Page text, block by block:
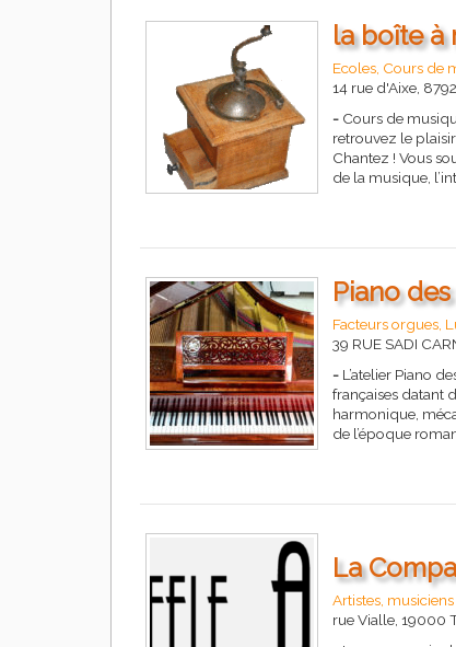
la boîte à
Ecoles, Cours de
14 rue d'Aixe,
- Cours de
retrouvez le
Chantez ! Vous
de la musique,
Piano
Facteurs orgues,
39 RUE SADI
- L’atelier Piano
françaises datant
harmonique,
de l’époque
La
Artistes,
rue Vialle, 19000